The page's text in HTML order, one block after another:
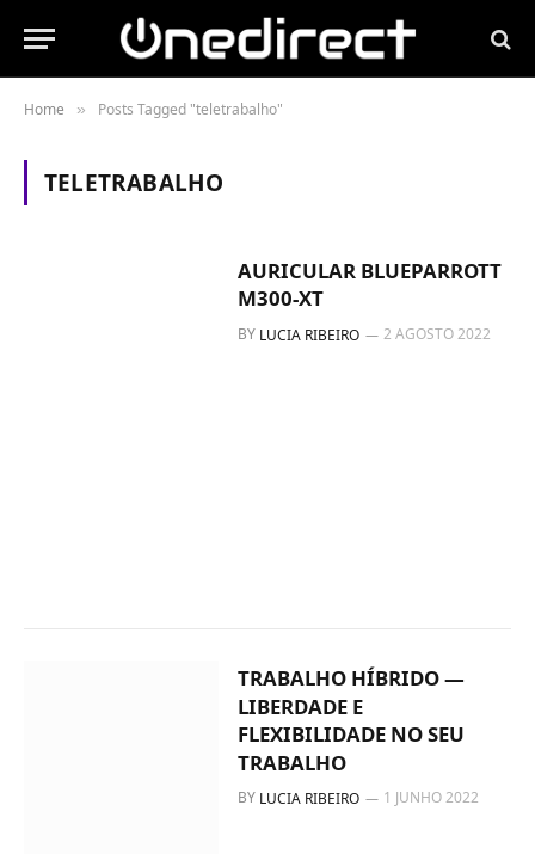
Home » Posts Tagged "teletrabalho"
TELETRABALHO
AURICULAR BLUEPARROTT
M300-XT
BY LUCIA RIBEIRO 2 AGOSTO 2022
TRABALHO HÍBRIDO —
LIBERDADE E
FLEXIBILIDADE NO SEU
TRABALHO
BY LUCIA RIBEIRO 1 JUNHO 2022